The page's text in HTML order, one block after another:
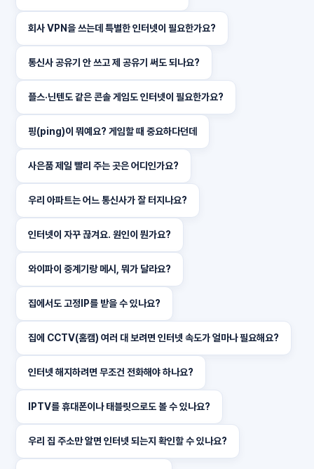
회사 VPN을 쓰는데 특별한 인터넷이 필요한가요?
통신사 공유기 안 쓰고 제 공유기 써도 되나요?
플스·닌텐도 같은 콘솔 게임도 인터넷이 필요한가요?
핑(ping)이 뭐예요? 게임할 때 중요하다던데
사은품 제일 빨리 주는 곳은 어디인가요?
우리 아파트는 어느 통신사가 잘 터지나요?
인터넷이 자꾸 끊겨요. 원인이 뭔가요?
와이파이 중계기랑 메시, 뭐가 달라요?
집에서도 고정IP를 받을 수 있나요?
집에 CCTV(홈캠) 여러 대 보려면 인터넷 속도가 얼마나 필요해요?
인터넷 해지하려면 무조건 전화해야 하나요?
IPTV를 휴대폰이나 태블릿으로도 볼 수 있나요?
우리 집 주소만 알면 인터넷 되는지 확인할 수 있나요?